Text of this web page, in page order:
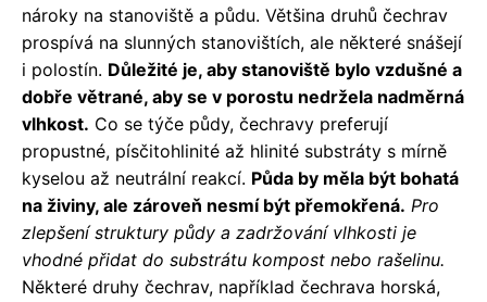
nároky na stanoviště a půdu. Většina druhů čechrav
prospívá na slunných stanovištích, ale některé snášejí
i polostín. Důležité je, aby stanoviště bylo vzdušné a
dobře větrané, aby se v porostu nedržela nadměrná
vlhkost. Co se týče půdy, čechravy preferují
propustné, písčitohlinité až hlinité substráty s mírně
kyselou až neutrální reakcí. Půda by měla být bohatá
na živiny, ale zároveň nesmí být přemokřená. Pro
zlepšení struktury půdy a zadržování vlhkosti je
vhodné přidat do substrátu kompost nebo rašelinu.
Některé druhy čechrav, například čechrava horská,